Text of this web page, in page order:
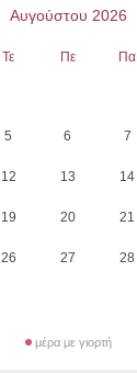
Αυγούστου 2026
Τε Πε Πα
5 6 7
12 13 14
19 20 21
26 27 28
μέρα με γιορτή